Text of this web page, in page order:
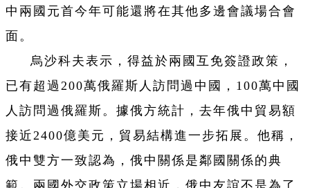
中兩國元首今年可能還將在其他多邊會議場合會
面。
烏沙科夫表示，得益於兩國互免簽證政策，
已有超過200萬俄羅斯人訪問過中國，100萬中國
人訪問過俄羅斯。據俄方統計，去年俄中貿易額
接近2400億美元，貿易結構進一步拓展。他稱，
俄中雙方一致認為，俄中關係是鄰國關係的典